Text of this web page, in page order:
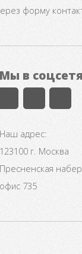
форму
Мы в
Наш адрес:
123100 г. Москва
Пресненская
офис 735